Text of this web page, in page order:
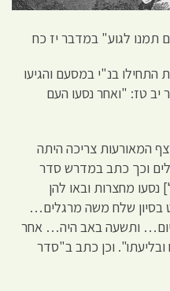
תמנו לגוע" במדבר יז כח
בנ"י במסעם והגיעו
טז: "ואחר נסעו העם
המאורעות צריכה היתה
וכך כתב במדרש סדר
מחצרות ובאו להן
בסיון שלח משה מרגלים…
יום… ותשעה באב היה… אחר
וכן כתב ב"סדר